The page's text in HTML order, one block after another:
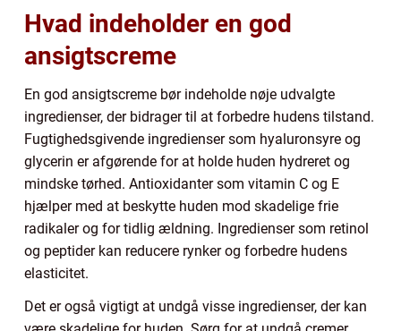
Hvad indeholder en god
ansigtscreme
En god ansigtscreme bør indeholde nøje udvalgte
ingredienser, der bidrager til at forbedre hudens tilstand.
Fugtighedsgivende ingredienser som hyaluronsyre og
glycerin er afgørende for at holde huden hydreret og
mindske tørhed. Antioxidanter som vitamin C og E
hjælper med at beskytte huden mod skadelige frie
radikaler og for tidlig ældning. Ingredienser som retinol
og peptider kan reducere rynker og forbedre hudens
elasticitet.
Det er også vigtigt at undgå visse ingredienser, der kan